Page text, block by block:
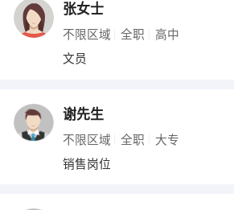
张女士
不限区域 全职 高中
文员
谢先生
不限区域 全职 大专
销售岗位